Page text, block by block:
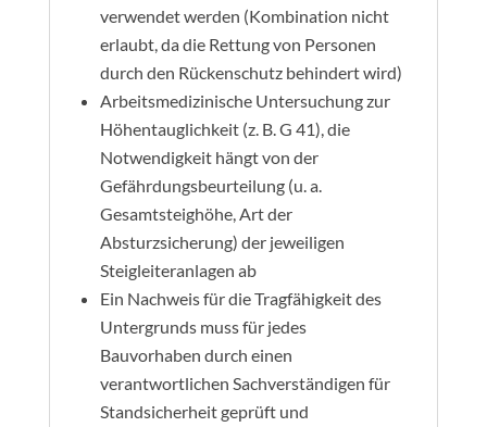
verwendet werden (Kombination nicht
erlaubt, da die Rettung von Personen
durch den Rückenschutz behindert wird)
Arbeitsmedizinische Untersuchung zur
Höhentauglichkeit (z. B. G 41), die
Notwendigkeit hängt von der
Gefährdungsbeurteilung (u. a.
Gesamtsteighöhe, Art der
Absturzsicherung) der jeweiligen
Steigleiteranlagen ab
Ein Nachweis für die Tragfähigkeit des
Untergrunds muss für jedes
Bauvorhaben durch einen
verantwortlichen Sachverständigen für
Standsicherheit geprüft und